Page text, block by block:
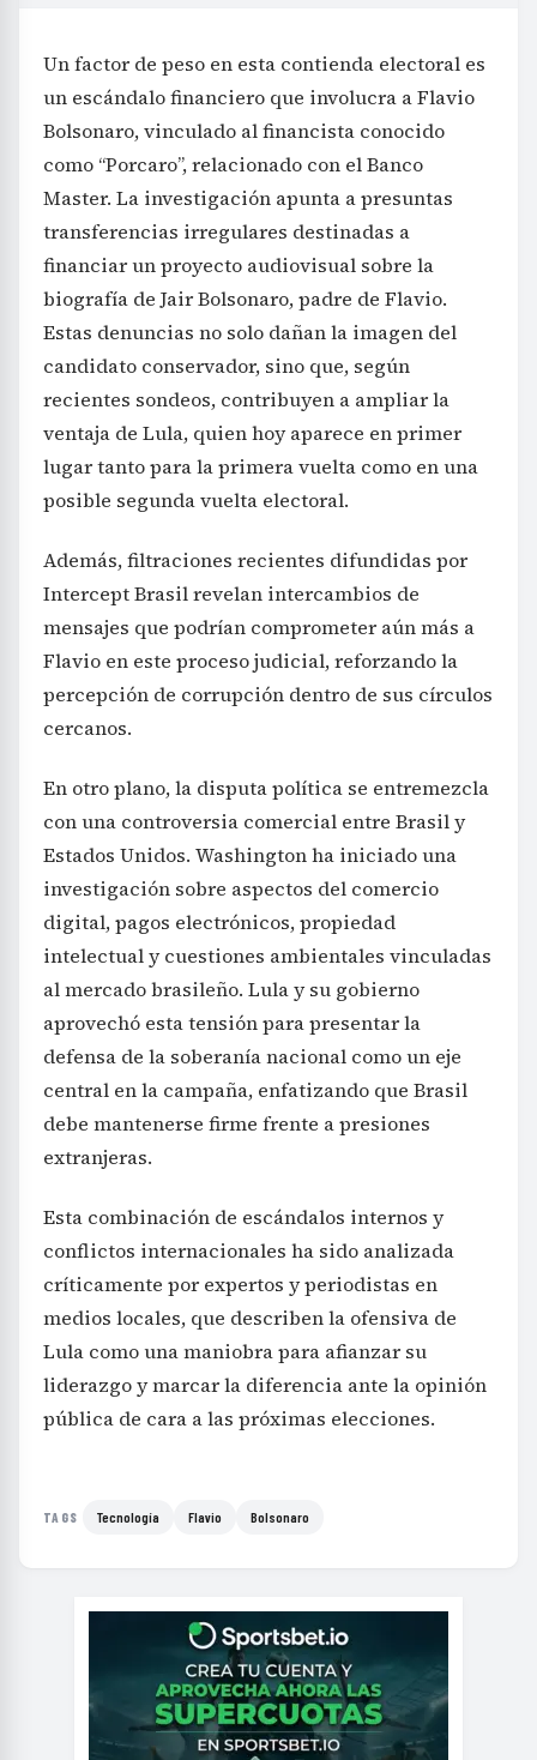
Un factor de peso en esta contienda electoral es
un escándalo financiero que involucra a Flavio
Bolsonaro, vinculado al financista conocido
como “Porcaro”, relacionado con el Banco
Master. La investigación apunta a presuntas
transferencias irregulares destinadas a
financiar un proyecto audiovisual sobre la
biografía de Jair Bolsonaro, padre de Flavio.
Estas denuncias no solo dañan la imagen del
candidato conservador, sino que, según
recientes sondeos, contribuyen a ampliar la
ventaja de Lula, quien hoy aparece en primer
lugar tanto para la primera vuelta como en una
posible segunda vuelta electoral.
Además, filtraciones recientes difundidas por
Intercept Brasil revelan intercambios de
mensajes que podrían comprometer aún más a
Flavio en este proceso judicial, reforzando la
percepción de corrupción dentro de sus círculos
cercanos.
En otro plano, la disputa política se entremezcla
con una controversia comercial entre Brasil y
Estados Unidos. Washington ha iniciado una
investigación sobre aspectos del comercio
digital, pagos electrónicos, propiedad
intelectual y cuestiones ambientales vinculadas
al mercado brasileño. Lula y su gobierno
aprovechó esta tensión para presentar la
defensa de la soberanía nacional como un eje
central en la campaña, enfatizando que Brasil
debe mantenerse firme frente a presiones
extranjeras.
Esta combinación de escándalos internos y
conflictos internacionales ha sido analizada
críticamente por expertos y periodistas en
medios locales, que describen la ofensiva de
Lula como una maniobra para afianzar su
liderazgo y marcar la diferencia ante la opinión
pública de cara a las próximas elecciones.
TAGS Tecnología Flavio Bolsonaro